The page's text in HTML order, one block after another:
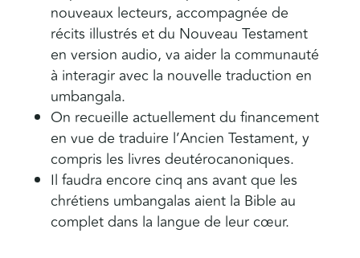
nouveaux lecteurs, accompagnée de
récits illustrés et du Nouveau Testament
en version audio, va aider la communauté
à interagir avec la nouvelle traduction en
umbangala.
On recueille actuellement du financement
en vue de traduire l’Ancien Testament, y
compris les livres deutérocanoniques.
Il faudra encore cinq ans avant que les
chrétiens umbangalas aient la Bible au
complet dans la langue de leur cœur.